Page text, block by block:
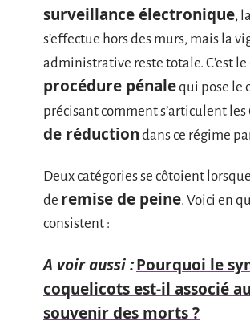
surveillance électronique,
s’effectue hors des murs, mais la
administrative reste totale. C’est le
procédure pénalequi pose le
précisant comment s’articulent les
de réduction dans ce régime
Deux catégories se côtoient
de remise de peine. Voici en
consistent :
A voir aussi :Pourquoi le
coquelicots est-il associé au
souvenir des morts ?